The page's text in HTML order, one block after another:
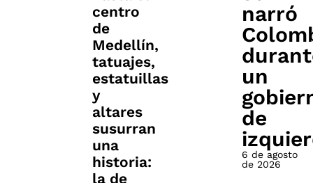
centro
de
Medellín,
tatuajes,
estatuillas
y
altares
susurran
una
historia:
la de
narró
un
de
6 de agosto
de 2026